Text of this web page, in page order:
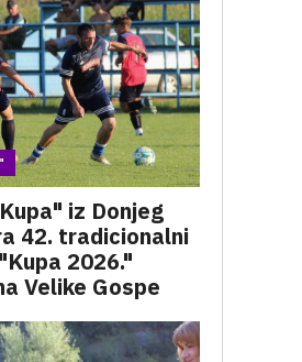
iz Donjeg
42. tradicionalni
2026."
Velike Gospe